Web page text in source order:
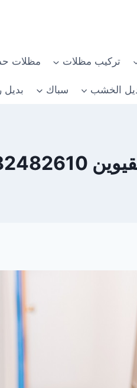
تركيب مظلات مظلات
الخشب سباك بديل
الاسعار